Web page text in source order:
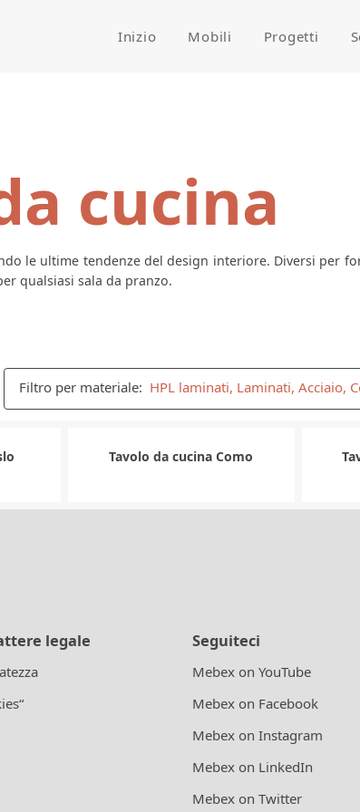
Inizio Mobili Progetti
cucina
le ultime tendenze del design interiore. Diversi per
qualsiasi sala da pranzo.
Filtro per materiale: HPL laminati, Laminati, Acciaio,
Tavolo da cucina Como
legale Seguiteci
Mebex on YouTube
Mebex on Facebook
Mebex on Instagram
Mebex on LinkedIn
Mebex on Twitter